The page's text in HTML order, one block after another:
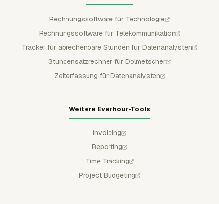
Rechnungssoftware für Technologie
Rechnungssoftware für Telekommunikation
Tracker für abrechenbare Stunden für Datenanalysten
Stundensatzrechner für Dolmetscher
Zeiterfassung für Datenanalysten
Weitere Everhour-Tools
Invoicing
Reporting
Time Tracking
Project Budgeting